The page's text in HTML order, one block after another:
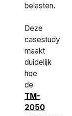
belasten.
Deze
casestudy
maakt
duidelijk
hoe
de
TM-
2050